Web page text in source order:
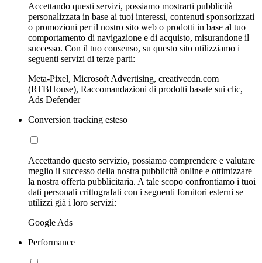
Accettando questi servizi, possiamo mostrarti pubblicità
personalizzata in base ai tuoi interessi, contenuti sponsorizzati
o promozioni per il nostro sito web o prodotti in base al tuo
comportamento di navigazione e di acquisto, misurandone il
successo. Con il tuo consenso, su questo sito utilizziamo i
seguenti servizi di terze parti:
Meta-Pixel, Microsoft Advertising, creativecdn.com
(RTBHouse), Raccomandazioni di prodotti basate sui clic,
Ads Defender
Conversion tracking esteso
Accettando questo servizio, possiamo comprendere e valutare
meglio il successo della nostra pubblicità online e ottimizzare
la nostra offerta pubblicitaria. A tale scopo confrontiamo i tuoi
dati personali crittografati con i seguenti fornitori esterni se
utilizzi già i loro servizi:
Google Ads
Performance